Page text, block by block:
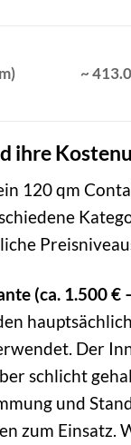
~
ihre
120 qm
(ca. 1.500 €
Der
schlicht
und
zum Einsatz.